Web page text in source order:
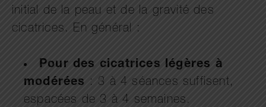
initial de la peau et de la gravité des
cicatrices. En général :
Pour des cicatrices légères à
modérées : 3 à 4 séances suffisent,
espacées de 3 à 4 semaines.